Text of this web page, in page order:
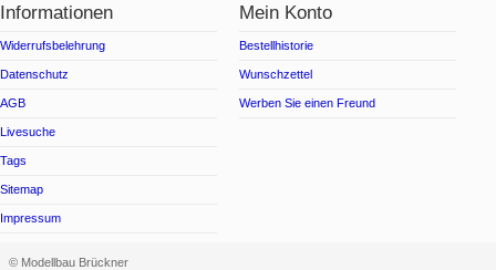
Informationen
Widerrufsbelehrung
Datenschutz
AGB
Livesuche
Tags
Sitemap
Impressum
Mein Konto
Bestellhistorie
Wunschzettel
Werben Sie einen Freund
© Modellbau Brückner